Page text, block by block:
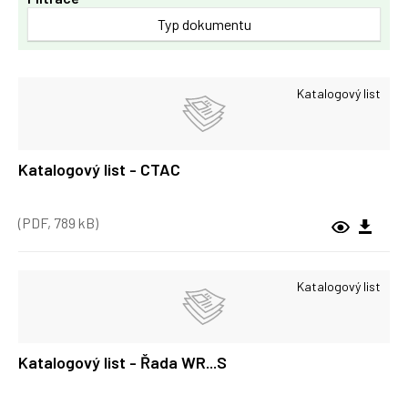
Typ dokumentu
Katalogový list
Katalogový list - CTAC
(PDF, 789 kB)
Katalogový list
Katalogový list - Řada WR...S